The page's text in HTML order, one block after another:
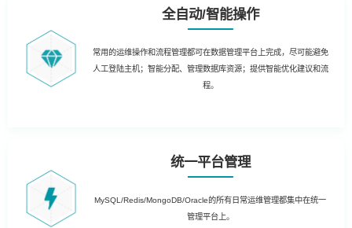
全自动/智能操作
常用的运维操作和流程管理都可在数据管理平台上完成，尽可能避免
人工登陆主机；智能分配、管理数据库资源；提供智能优化建议和流
程。
统一平台管理
MySQL/Redis/MongoDB/Oracle的所有日常运维管理都集中在统一
管理平台上。